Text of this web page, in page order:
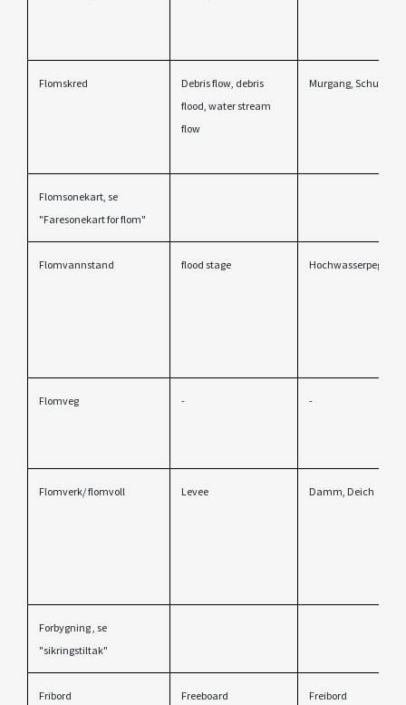
Flomskred
Debris flow, debris
flood, water stream
flow
Murgang,
Flomsonekart, se
"Faresonekart for flom"
Flomvannstand flood stage Hochwasserpegel
Flomveg - -
Flomverk/ flomvoll Levee Damm, Deich
Forbygning , se
"sikringstiltak"
Fribord Freeboard Freibord